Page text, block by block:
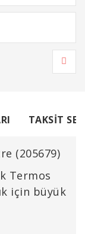
TAKSIT
(205679)
Termos
için büyük